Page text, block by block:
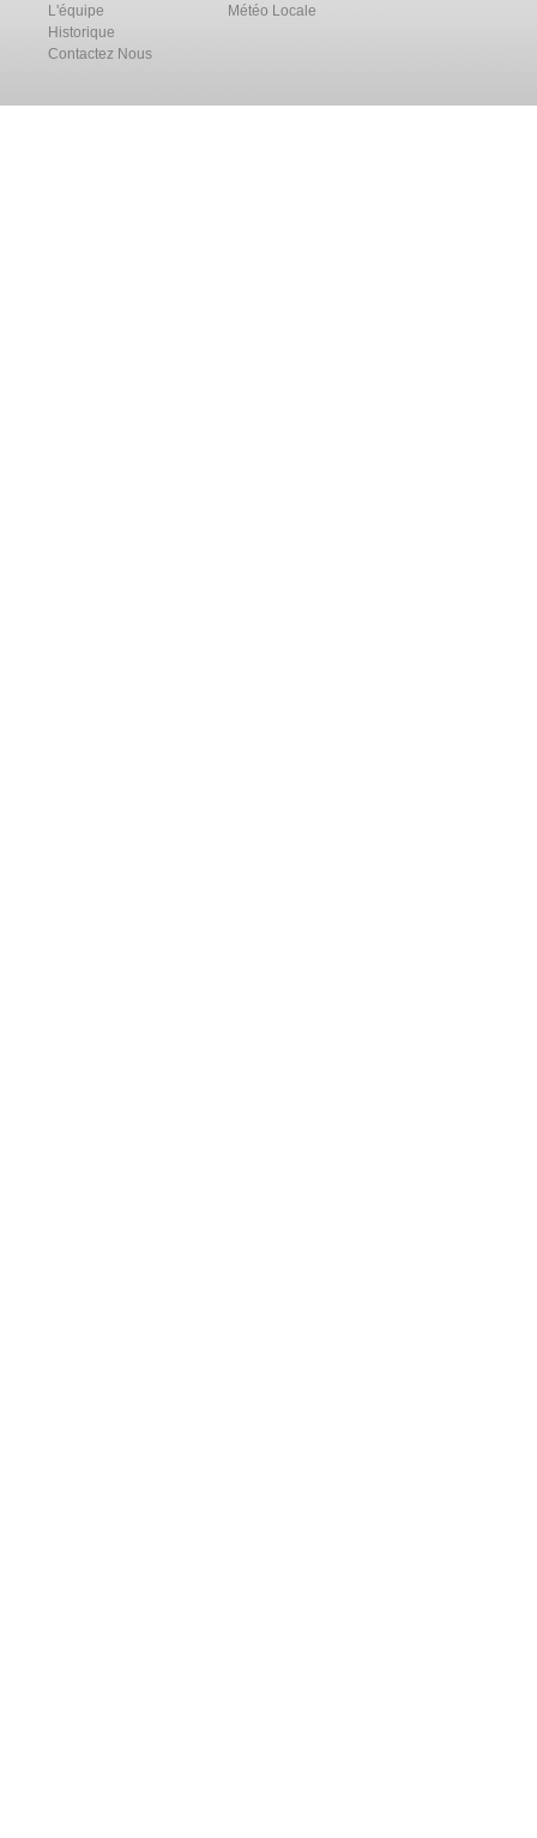
L'équipe
Historique
Contactez Nous
Météo Locale